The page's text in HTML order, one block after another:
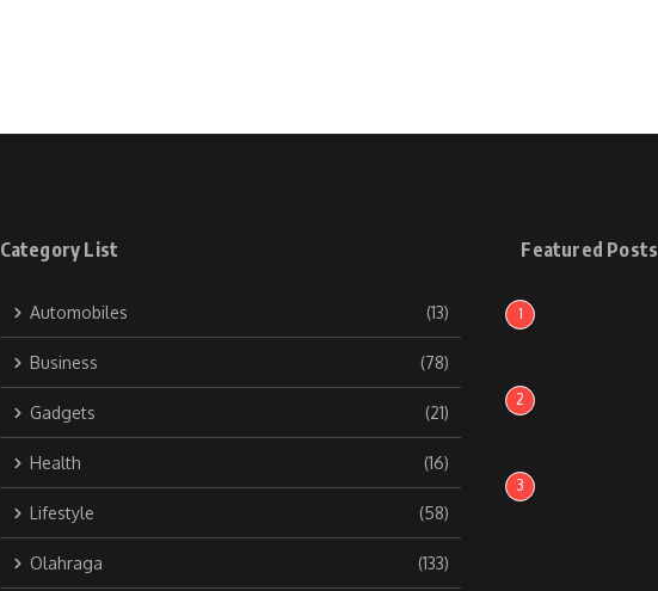
Category List
Automobiles (13)
Business (78)
Gadgets (21)
Health (16)
Lifestyle (58)
Olahraga (133)
Featured Posts
1
2
3